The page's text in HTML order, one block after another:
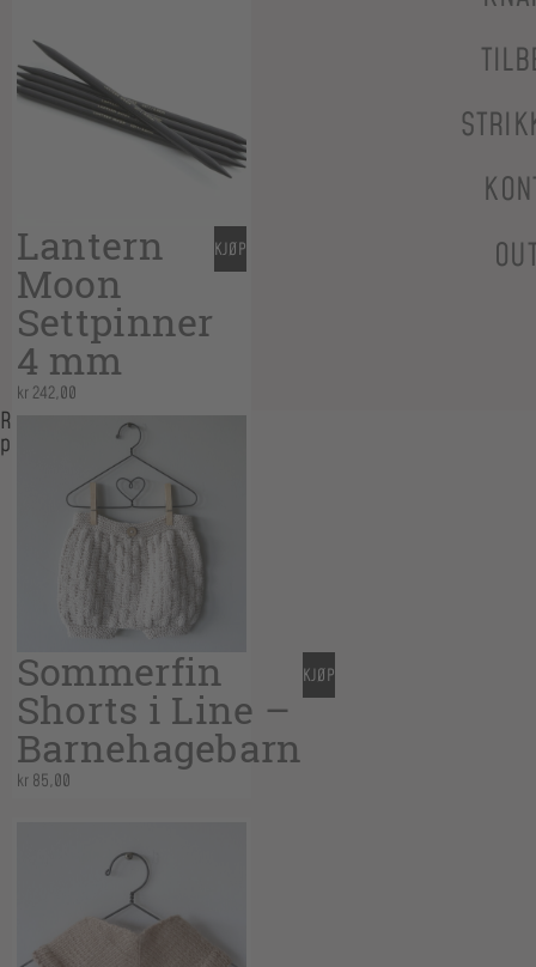
Lantern
Moon
Settpinner
4 mm
kr242,00
KJØP
Relaterte
produkter
Sommerfin
Shorts i Line –
Barnehagebarn
kr85,00
KJØP